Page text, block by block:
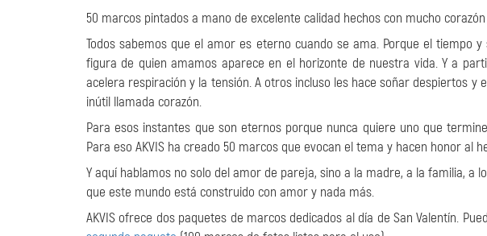
50 marcos pintados a mano de excelente calidad hechos con mucho
Todos sabemos que el amor es eterno cuando se ama. Porque el tiempo
figura de quien amamos aparece en el horizonte de nuestra vida. Y a
acelera respiración y la tensión. A otros incluso les hace soñar despiertos y
inútil llamada corazón.
Para esos instantes que son eternos porque nunca quiere uno que
Para eso AKVIS ha creado 50 marcos que evocan el tema y hacen honor al
Y aquí hablamos no solo del amor de pareja, sino a la madre, a la familia, a
que este mundo está construido con amor y nada más.
AKVIS ofrece dos paquetes de marcos dedicados al día de San Valentín.